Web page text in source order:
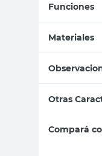
Funciones
Materiales
Otras
Compará